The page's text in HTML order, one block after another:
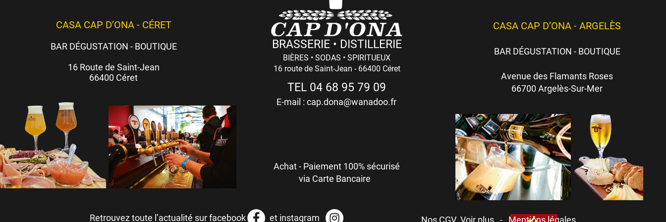
CASA CAP D’ONA - CÉRET
BAR DÉGUSTATION - BOUTIQUE
16 Route de Saint-Jean
66400 Céret
BRASSERIE • DISTILLERIE
BIÈRES • SODAS • SPIRITUEUX
16 route de Saint-Jean - 66400 Céret
TEL 04 68 95 79 09
E-mail :cap.dona@wanadoo.fr
Achat - Paiement 100% sécurisé
via Carte Bancaire
CASA CAP D’ONA - ARGELÈS
BAR DÉGUSTATION - BOUTIQUE
Avenue des Flamants Roses
66700 Argelès-Sur-Mer
Retrouvez toute l’actualité sur facebook et instagram Nos CGV Voir plus - Mentions légales